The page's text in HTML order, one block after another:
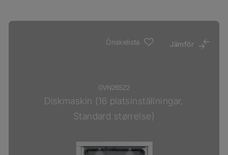
Önskelista Jämför
GVN26S22
Diskmaskin (16 platsinställningar,
Standard størrelse)